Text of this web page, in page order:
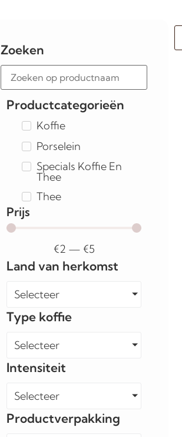
Zoeken
Productcategorieën
Koffie
Porselein
Specials Koffie En
Thee
Thee
Prijs
€2 — €5
Land van herkomst
Selecteer
Type koffie
Selecteer
Intensiteit
Selecteer
Productverpakking